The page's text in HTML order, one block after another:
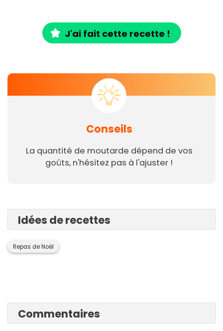
J'ai fait cette recette !
Conseils
La quantité de moutarde dépend de vos
goûts, n'hésitez pas à l'ajuster !
Idées de recettes
Repas de Noël
Commentaires